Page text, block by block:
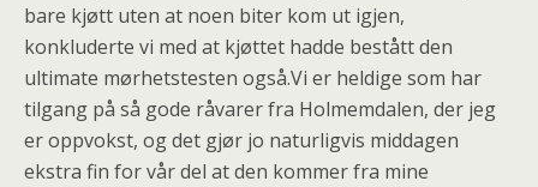
bare kjøtt uten at noen biter kom ut igjen,
konkluderte vi med at kjøttet hadde bestått den
ultimate mørhetstesten også.Vi er heldige som har
tilgang på så gode råvarer fra Holmemdalen, der jeg
er oppvokst, og det gjør jo naturligvis middagen
ekstra fin for vår del at den kommer fra mine